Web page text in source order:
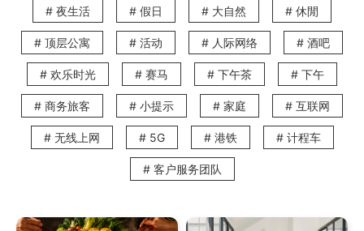
以古董﹑木梁和罗马雕像等壮观的装饰而著称。 Amigo绝
对是庆祝生日或浪漫约会等特殊场合的绝佳场所。 准备好
被其招牌菜肴攻陷，其中包括新鲜的香煎鲜鹅肝排和小牛
排。
彭庆记
生活在跑马地的任何人都会熟悉彭庆记，因为他们自2001
年开门以来就一直在吸引居民。它的声誉建立在坚实的粤
菜上，以一种独特的家庭风格烹制。 V最喜欢的菜肴包括
士多啤梨骨（可能听起来不是一个明显的组合，但你必须
是普通的粥味道也更加纯正。 不过请注意：彭庆记的座位
# 夜生活 # 假日 # 大自然 # 休閒
# 顶层公寓 # 活动 # 人际网络 # 酒吧
# 欢乐时光 # 赛马 # 下午茶 # 下午
# 商务旅客 # 小提示 # 家庭 # 互联网
# 无线上网 # 5G # 港铁 # 计程车
# 客户服务团队